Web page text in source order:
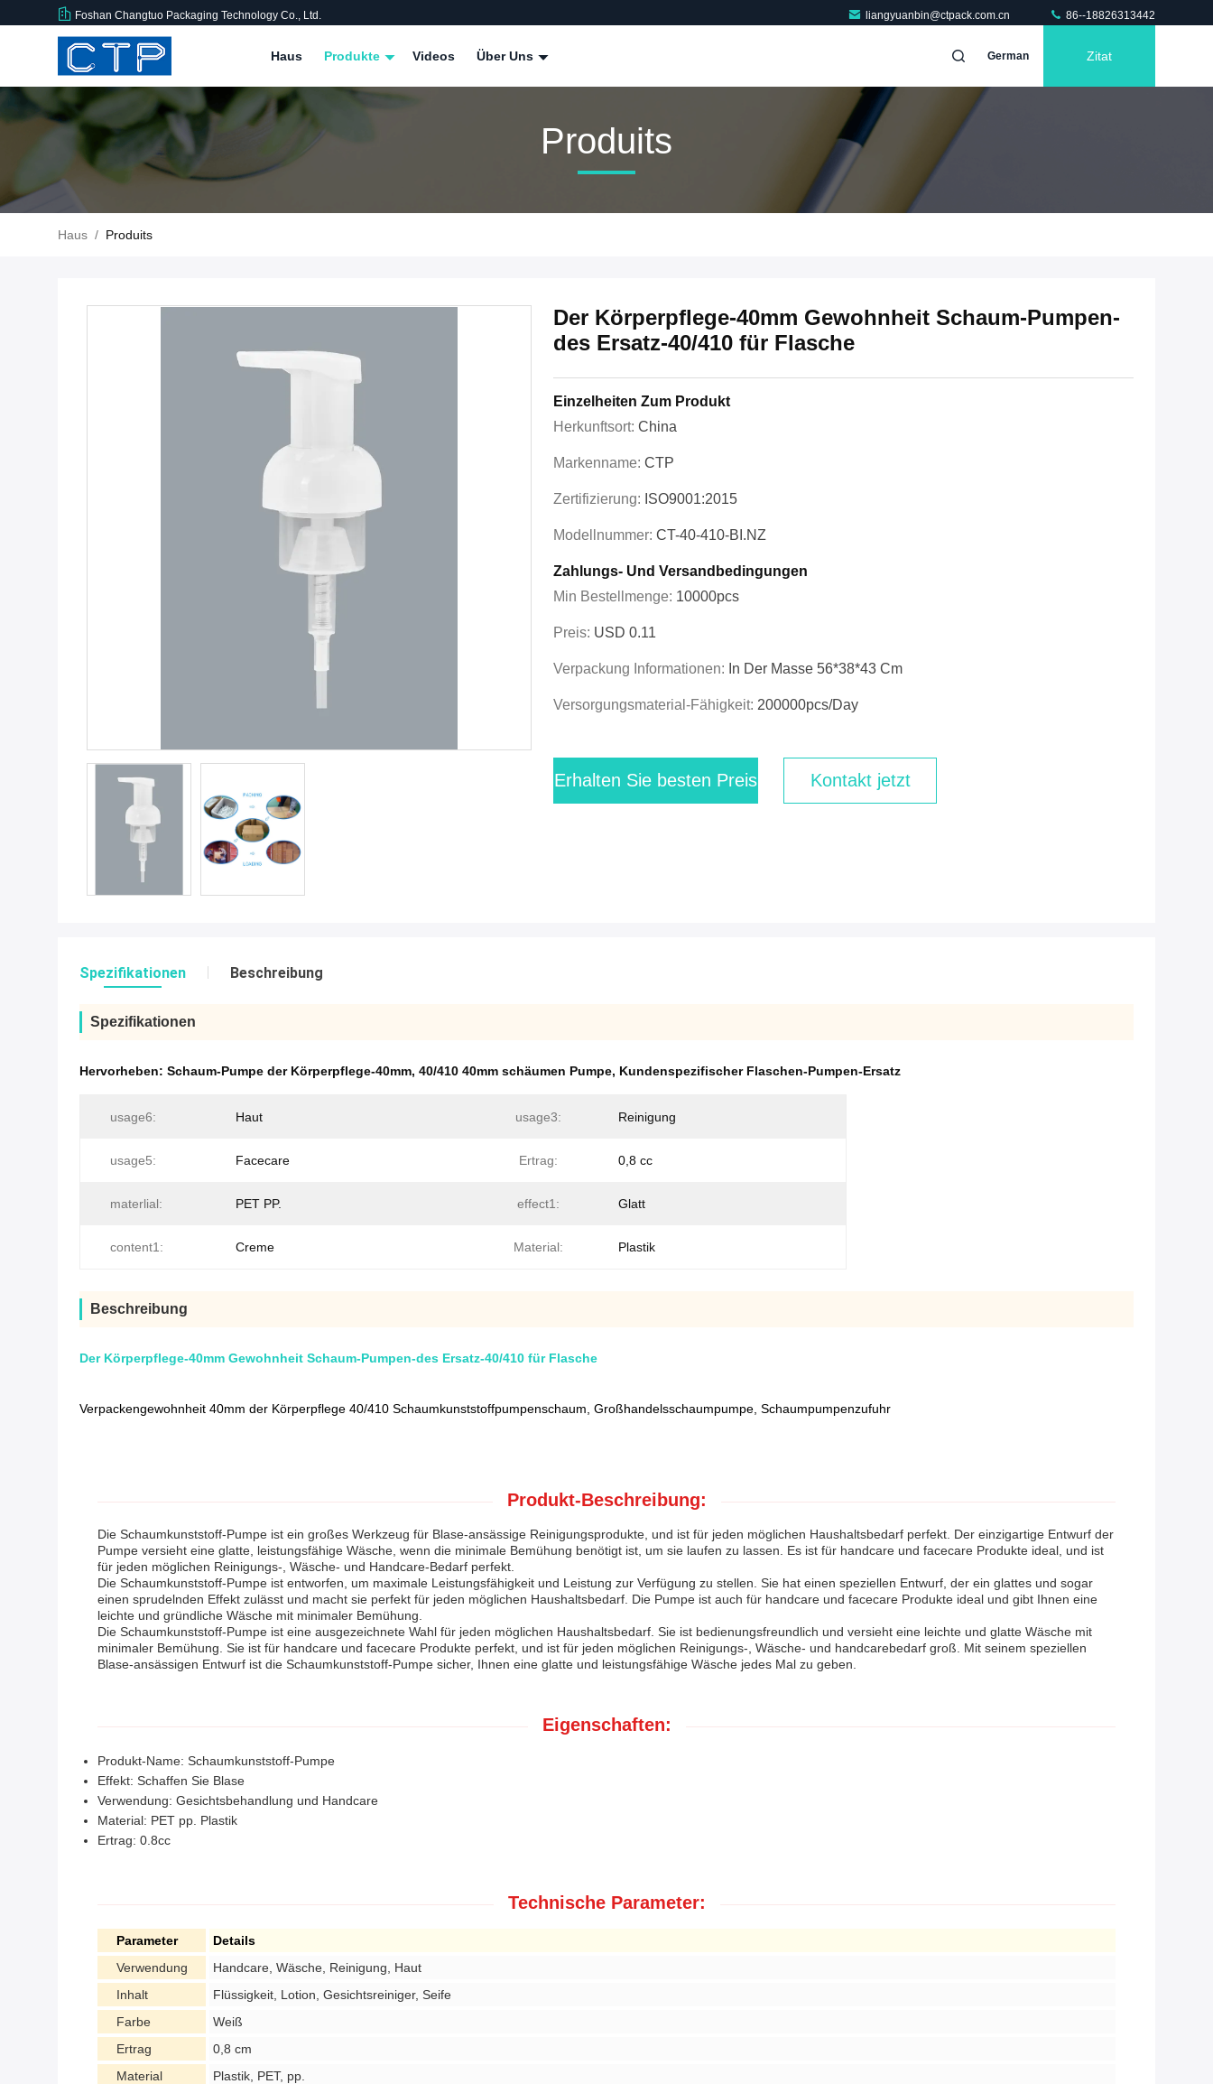
Foshan Changtuo Packaging Technology Co., Ltd. liangyuanbin@ctpack.com.cn 86--18826313442
Haus Produkte Videos Über Uns German Zitat
Produits
Haus / Produits
Der Körperpflege-40mm Gewohnheit Schaum-Pumpen-
des Ersatz-40/410 für Flasche
Einzelheiten Zum Produkt
Herkunftsort: China
Markenname: CTP
Zertifizierung: ISO9001:2015
Modellnummer: CT-40-410-BI.NZ
Zahlungs- Und Versandbedingungen
Min Bestellmenge: 10000pcs
Preis: USD 0.11
Verpackung Informationen: In Der Masse 56*38*43 Cm
Versorgungsmaterial-Fähigkeit: 200000pcs/day
Erhalten Sie besten Preis Kontakt jetzt
Spezifikationen Beschreibung
Spezifikationen
Hervorheben: Schaum-Pumpe der Körperpflege-40mm, 40/410 40mm schäumen Pumpe, Kundenspezifischer Flaschen-Pumpen-Ersatz
usage6: Haut usage3: Reinigung
usage5: Facecare Ertrag: 0,8 cc
materlial: PET PP. effect1: Glatt
content1: Creme Material: Plastik
Beschreibung
Der Körperpflege-40mm Gewohnheit Schaum-Pumpen-des Ersatz-40/410 für Flasche
Verpackengewohnheit 40mm der Körperpflege 40/410 Schaumkunststoffpumpenschaum, Großhandelsschaumpumpe, Schaumpumpenzufuhr
Produkt-Beschreibung:
Die Schaumkunststoff-Pumpe ist ein großes Werkzeug für Blase-ansässige Reinigungsprodukte, und ist für jeden möglichen Haushaltsbedarf perfekt. Der einzigartige Entwurf der
Pumpe versieht eine glatte, leistungsfähige Wäsche, wenn die minimale Bemühung benötigt ist, um sie laufen zu lassen. Es ist für handcare und facecare Produkte ideal, und ist
für jeden möglichen Reinigungs-, Wäsche- und Handcare-Bedarf perfekt.
Die Schaumkunststoff-Pumpe ist entworfen, um maximale Leistungsfähigkeit und Leistung zur Verfügung zu stellen. Sie hat einen speziellen Entwurf, der ein glattes und sogar
einen sprudelnden Effekt zulässt und macht sie perfekt für jeden möglichen Haushaltsbedarf. Die Pumpe ist auch für handcare und facecare Produkte ideal und gibt Ihnen eine
leichte und gründliche Wäsche mit minimaler Bemühung.
Die Schaumkunststoff-Pumpe ist eine ausgezeichnete Wahl für jeden möglichen Haushaltsbedarf. Sie ist bedienungsfreundlich und versieht eine leichte und glatte Wäsche mit
minimaler Bemühung. Sie ist für handcare und facecare Produkte perfekt, und ist für jeden möglichen Reinigungs-, Wäsche- und handcarebedarf groß. Mit seinem speziellen
Blase-ansässigen Entwurf ist die Schaumkunststoff-Pumpe sicher, Ihnen eine glatte und leistungsfähige Wäsche jedes Mal zu geben.
Eigenschaften:
Produkt-Name: Schaumkunststoff-Pumpe
Effekt: Schaffen Sie Blase
Verwendung: Gesichtsbehandlung und Handcare
Material: PET pp. Plastik
Ertrag: 0.8cc
Technische Parameter:
Parameter
Details
Verwendung
Handcare, Wäsche, Reinigung, Haut
Inhalt
Flüssigkeit, Lotion, Gesichtsreiniger, Seife
Farbe
Weiß
Ertrag
0,8 cm
Material
Plastik, PET, pp.